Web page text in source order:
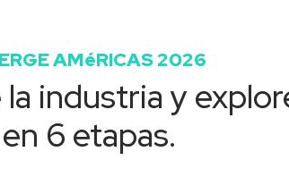
AMéRICAS 2026
industria y
6 etapas.